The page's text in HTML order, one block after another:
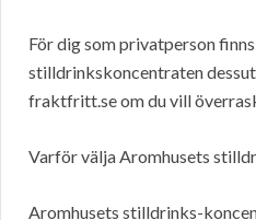
För dig som privatperson
stilldrinkskoncentraten
fraktfritt.se om du vill
Varför välja Aromhusets
Aromhusets stilldrinks-